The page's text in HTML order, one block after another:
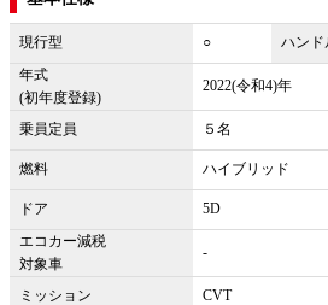
現行型 ○ ハンド
年式
(初年度登録)
2022(令和4)年
乗員定員 ５名
燃料 ハイブリッド
ドア
5D
エコカー減税
対象車
-
ミッション CVT